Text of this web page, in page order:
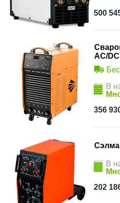
500
AC/
В
356
Сэлма
В
202